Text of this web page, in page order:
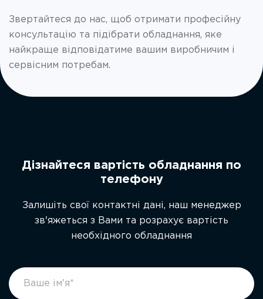
Звертайтеся до нас, щоб отримати професійну
консультацію та підібрати обладнання, яке
найкраще відповідатиме вашим виробничим і
сервісним потребам.
Дізнайтеся вартість обладнання по
телефону
Залишіть свої контактні дані, наш менеджер
зв'яжеться з Вами та розрахує вартість
необхідного обладнання
footer
form
If
you